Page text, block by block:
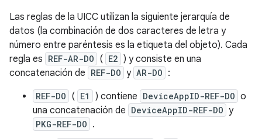
Las reglas de la UICC utilizan la siguiente jerarquía de
datos (la combinación de dos caracteres de letra y
número entre paréntesis es la etiqueta del objeto). Cada
regla es REF-AR-DO ( E2 ) y consiste en una
concatenación de REF-DO y AR-DO :
REF-DO ( E1 ) contiene DeviceAppID-REF-DO o
una concatenación de DeviceAppID-REF-DO y
PKG-REF-DO .